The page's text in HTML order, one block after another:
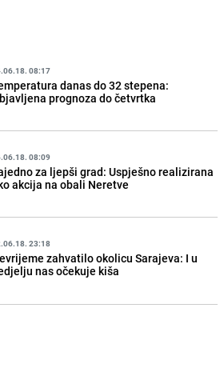
08:17
danas do 32 stepena:
prognoza do četvrtka
08:09
za ljepši grad: Uspješno realizirana
akcija na obali Neretve
23:18
zahvatilo okolicu Sarajeva: I u
nas očekuje kiša